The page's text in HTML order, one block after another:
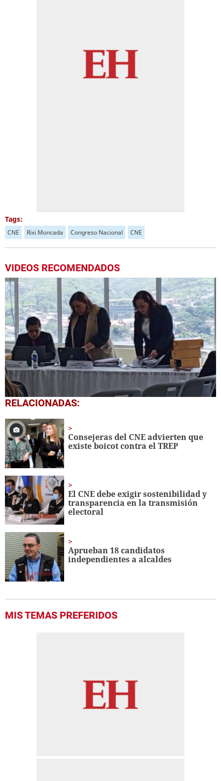
Tags:
CNE Rixi Moncada Congreso Nacional CNE
VIDEOS RECOMENDADOS
0
seconds
13
seconds
Próximo
CNE recepciona ofertas para Auditoría Electoral
00:40
RELACIONADAS:
Consejeras del CNE advierten que
existe boicot contra el TREP
El CNE debe exigir sostenibilidad y
transparencia en la transmisión
electoral
Aprueban 18 candidatos
independientes a alcaldes
MIS TEMAS PREFERIDOS